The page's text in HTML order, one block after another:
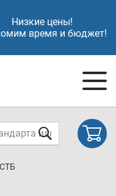
Низкие цены!
время и бюджет!
СТБ